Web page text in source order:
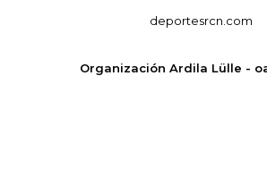
deportesrcn.com
Organización Ardila Lülle -